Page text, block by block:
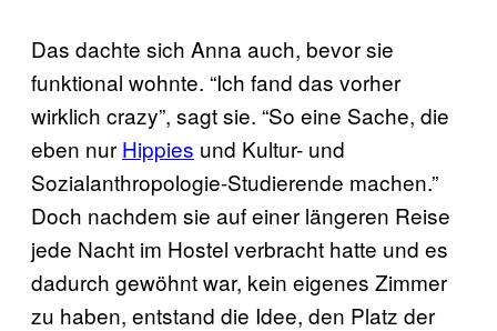
Das dachte sich Anna auch, bevor sie
funktional wohnte. “Ich fand das vorher
wirklich crazy”, sagt sie. “So eine Sache, die
eben nur Hippies und Kultur- und
Sozialanthropologie-Studierende machen.”
Doch nachdem sie auf einer längeren Reise
jede Nacht im Hostel verbracht hatte und es
dadurch gewöhnt war, kein eigenes Zimmer
zu haben, entstand die Idee, den Platz der